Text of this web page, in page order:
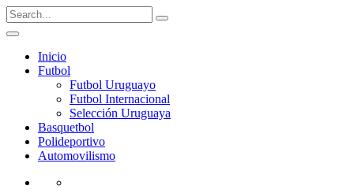
Inicio
Futbol
Futbol Uruguayo
Futbol Internacional
Selección Uruguaya
Basquetbol
Polideportivo
Automovilismo